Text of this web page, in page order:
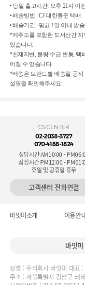
• 당일 출고시간: 오후 21시 이
• 배송방법 : CJ 대한통운 택배
• 배송기간 : 평균 1일 이내 발
*제주도를 포함한 도서산간
있습니다.
*천재지변, 물량 수급 변동, 택
어질 수 있습니다.
*배송은 브랜드별 배송일 공지
설명을 확인해주세요.
CS CENTER
02-2038-3727
070-4188-1824
상담시간 AM10:00 -
점심시간 PM12:00 -
휴일 및 공휴일 휴무
고객센터 전화연결
바잇미소개 이용안
바잇
상호 : 주식회사 바잇미 대표
주소 : 서울특별시 강남구 테